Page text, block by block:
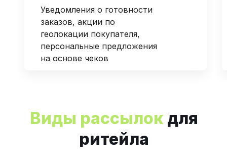
Уведомления о готовности
заказов, акции по
геолокации покупателя,
персональные предложения
на основе чеков
Виды рассылок для
ритейла